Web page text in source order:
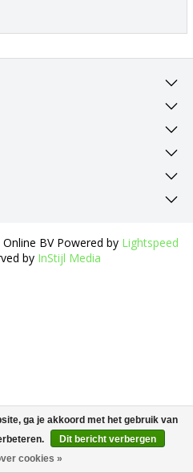
BV Powered by Lightspeed
by InStijl Media
ga je akkoord met het gebruik van
Dit bericht verbergen
cookies »